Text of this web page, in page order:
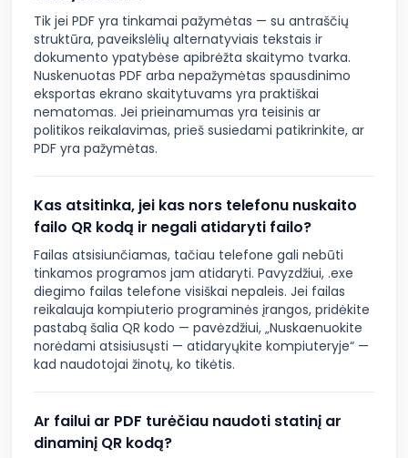
Tik jei PDF yra tinkamai pažymėtas — su antraščių
struktūra, paveikslėlių alternatyviais tekstais ir
dokumento ypatybėse apibrėžta skaitymo tvarka.
Nuskenuotas PDF arba nepažymėtas spausdinimo
eksportas ekrano skaitytuvams yra praktiškai
nematomas. Jei prieinamumas yra teisinis ar
politikos reikalavimas, prieš susiedami patikrinkite, ar
PDF yra pažymėtas.
Kas atsitinka, jei kas nors telefonu nuskaito
failo QR kodą ir negali atidaryti failo?
Failas atsisiunčiamas, tačiau telefone gali nebūti
tinkamos programos jam atidaryti. Pavyzdžiui, .exe
diegimo failas telefone visiškai nepaleis. Jei failas
reikalauja kompiuterio programinės įrangos, pridėkite
pastabą šalia QR kodo — pavėzdžiui, „Nuskaenuokite
norėdami atsisiusųsti — atidaryųkite kompiuteryje“ —
kad naudotojai žinotų, ko tikėtis.
Ar failui ar PDF turėčiau naudoti statinį ar
dinaminį QR kodą?